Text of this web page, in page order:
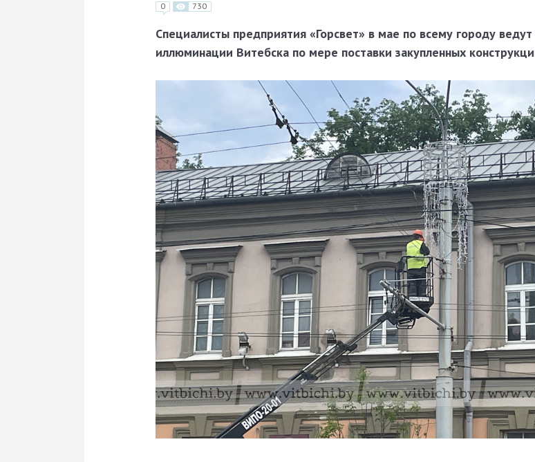
0 730
Специалисты предприятия «Горсвет» в мае по всему городу
иллюминации Витебска по мере поставки закупленных